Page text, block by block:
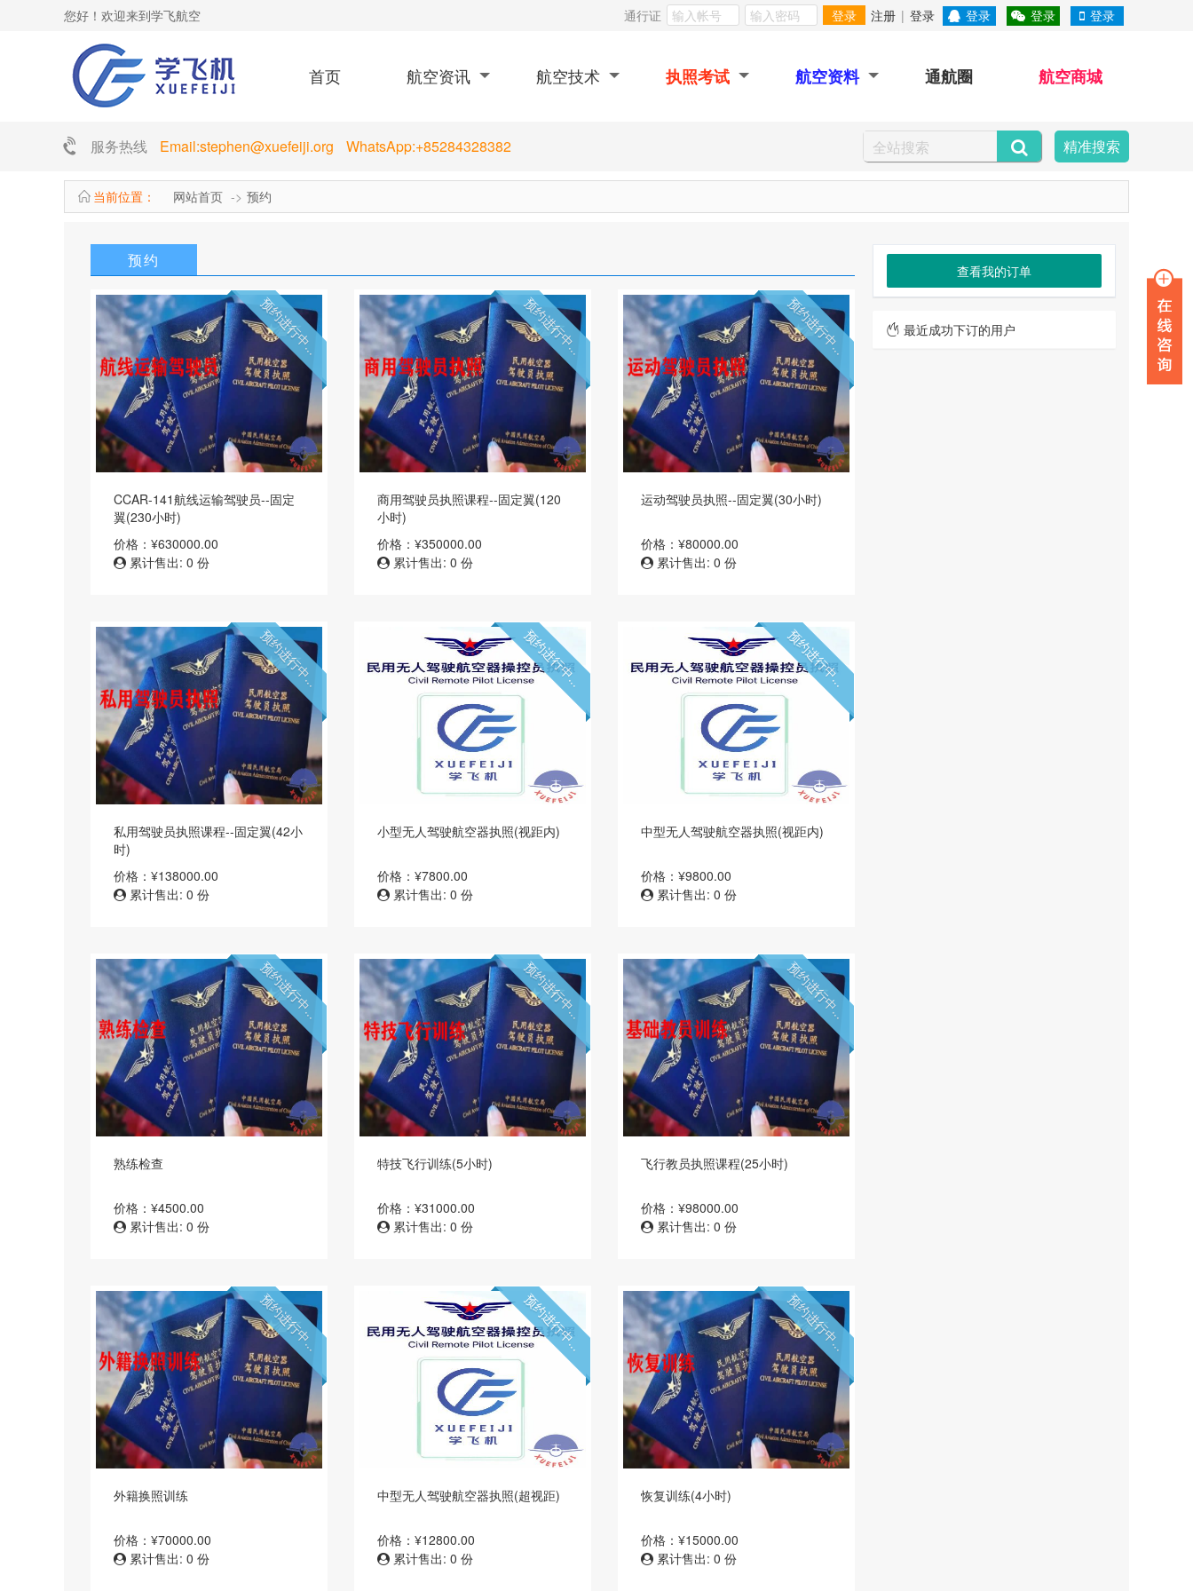
您好！欢迎来到学飞航空 通行证 登录 注册 | 登录 登录 登录 登录
首页 航空资讯 航空技术 执照考试 航空资料 通航圈 航空商城
服务热线 Email:stephen@xuefeiji.org WhatsApp:+85284328382 精准搜索
当前位置： 网站首页 预约
预约
预约进行中...
CCAR-141航线运输驾驶员--固定
翼(230小时)
价格：¥630000.00
累计售出: 0 份
预约进行中...
商用驾驶员执照课程--固定翼(120
小时)
价格：¥350000.00
累计售出: 0 份
预约进行中...
运动驾驶员执照--固定翼(30小时)
价格：¥80000.00
累计售出: 0 份
预约进行中...
私用驾驶员执照课程--固定翼(42小
时)
价格：¥138000.00
累计售出: 0 份
预约进行中...
小型无人驾驶航空器执照(视距内)
价格：¥7800.00
累计售出: 0 份
预约进行中...
中型无人驾驶航空器执照(视距内)
价格：¥9800.00
累计售出: 0 份
预约进行中...
熟练检查
价格：¥4500.00
累计售出: 0 份
预约进行中...
特技飞行训练(5小时)
价格：¥31000.00
累计售出: 0 份
预约进行中...
飞行教员执照课程(25小时)
价格：¥98000.00
累计售出: 0 份
预约进行中...
外籍换照训练
价格：¥70000.00
累计售出: 0 份
预约进行中...
中型无人驾驶航空器执照(超视距)
价格：¥12800.00
累计售出: 0 份
预约进行中...
恢复训练(4小时)
价格：¥15000.00
累计售出: 0 份
查看我的订单
最近成功下订的用户